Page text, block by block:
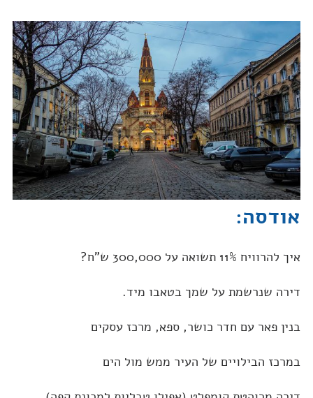
אודסה:
איך להרוויח 11% תשואה על 300,000 ש"ח?
דירה שנרשמת על שמך בטאבו מיד.
בנין פאר עם חדר כושר, ספא, מרכז עסקים
במרכז הבילויים של העיר ממש מול הים